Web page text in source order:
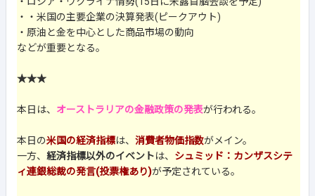
・・米国の主要企業の決算発表(ピークアウト)
・原油と金を中心とした商品市場の動向
などが重要となる。
★★★
本日は、 オーストラリアの金融政策の発表が行われる。
本日の米国の経済指標は、 消費者物価指数がメイン。
一方、 経済指標以外のイベントは、 シュミッド：カンザスシテ
ィ連銀総裁の発言(投票権あり)が予定されている。